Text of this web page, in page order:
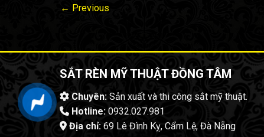
← Previous
SẮT RÈN MỸ THUẬT ĐỒNG TÂM
Chuyên:Sản xuất và thi công sắt mỹ thuật.
Hotline:0932.027.981
Địa chỉ:69 Lê Đình Kỵ, Cẩm Lệ, Đà Nẵng